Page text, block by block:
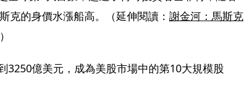
克的身價水漲船高。（延伸閱讀： 謝金河：馬斯克
）
3250億美元，成為美股市場中的第10大規模股